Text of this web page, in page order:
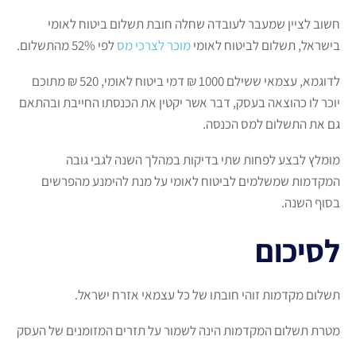
חשוב לציין שמעבר לעובדה שחלה חובת תשלום ביטוח לאומי
בישראל, תשלום לביטוח לאומימוכר לצרכי מסלפי 52% מהתשלום.
לדוגמא, עצמאי ששילם 1000 ₪ דמי ביטוח לאומי, 520 ₪ מתוכם
יוכר לו כהוצאה בעסק, דבר אשר יקטין את הכנסתו החייבת ובהתאם
גם את התשלום למס הכנסה.
מומלץ לבצע לפחות שתי בדיקות במהלך השנה לגבי גובה
המקדמות שמשלמים לביטוח לאומי על מנת להימנע מהפרשים
בסוף השנה.
לסיכום
תשלום מקדמות זוהי חובתו של כל עצמאי אזרח ישראל.
מטרת תשלום המקדמות הינה לשמור על תזרים המזומנים של העסק